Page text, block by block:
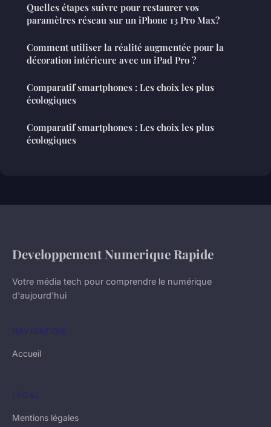
Quelles étapes suivre pour restaurer vos
paramètres réseau sur un iPhone 13 Pro Max?
Comment utiliser la réalité augmentée pour la
décoration intérieure avec un iPad Pro ?
Comparatif smartphones : Les choix les plus
écologiques
Comparatif smartphones : Les choix les plus
écologiques
Developpement Numerique Rapide
Votre média tech pour comprendre le numérique
d'aujourd'hui
NAVIGATION
Accueil
LÉGAL
Mentions légales